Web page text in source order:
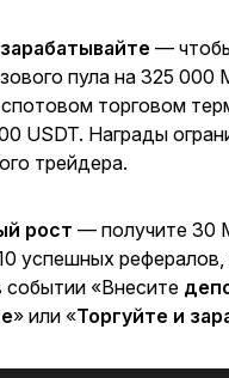
—
пула на 325 000
спотовом торговом
USDT. Награды
трейдера.
рост — получите 30
успешных
событии «Внесите
» или «Торгуйте и